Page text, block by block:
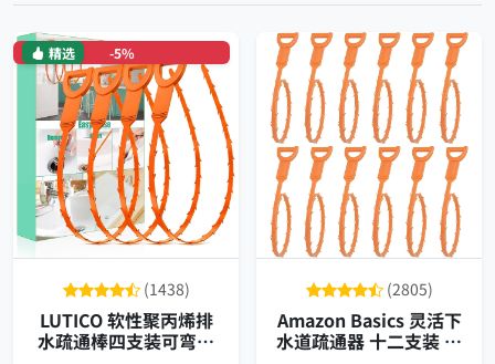
-5%
精选
(1438)
LUTICO 软性聚丙烯排
水疏通棒四支装可弯曲
(2805)
Amazon Basics 灵活下
水道疏通器 十二支装 多